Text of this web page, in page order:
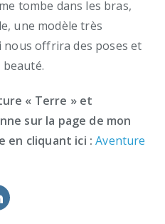
tombe dans les bras,
une modèle très
offrira des poses et
beauté.
« Terre » et
sur la page de mon
en cliquant ici : Aventure